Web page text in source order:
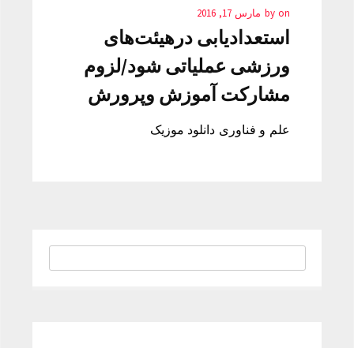
by on مارس 17, 2016
استعدادیابی درهیئت‌های
ورزشی عملیاتی شود/لزوم
مشارکت آموزش وپرورش
علم و فناوری دانلود موزیک